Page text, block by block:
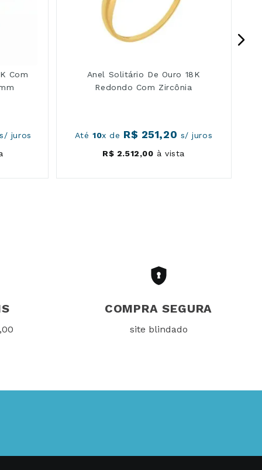
Com
juros
Anel Solitário De Ouro 18K
Redondo Com Zircônia
Até10x de R$ 251,20 s/ juros
R$ 2.512,00 à vista
COMPRA SEGURA
site blindado